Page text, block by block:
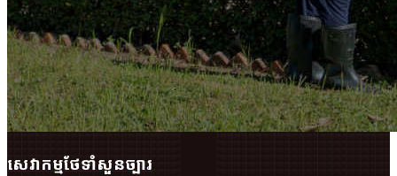
សេវាកម្មថែទាំសួនច្បារ